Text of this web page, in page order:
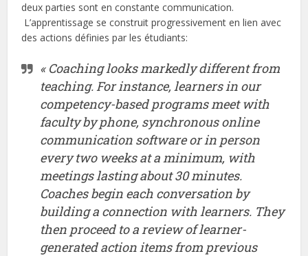
deux parties sont en constante communication.
L’apprentissage se construit progressivement en lien avec
des actions définies par les étudiants:
« Coaching looks markedly different from
teaching. For instance, learners in our
competency-based programs meet with
faculty by phone, synchronous online
communication software or in person
every two weeks at a minimum, with
meetings lasting about 30 minutes.
Coaches begin each conversation by
building a connection with learners. They
then proceed to a review of learner-
generated action items from previous